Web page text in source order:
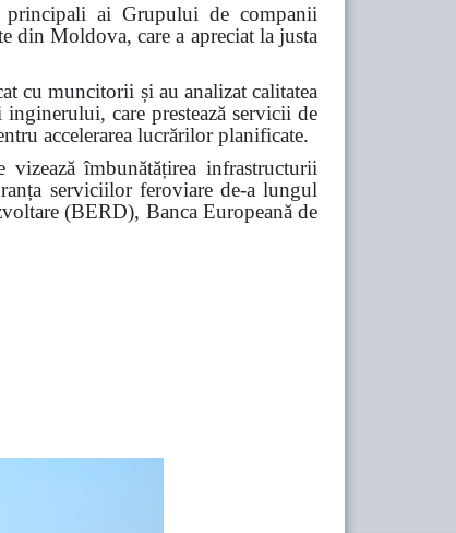
principali ai Grupului de companii
din Moldova, care a apreciat la justa
cu muncitorii și au analizat calitatea
care prestează servicii de
accelerarea lucrărilor planificate.
îmbunătățirea infrastructurii
serviciilor feroviare de-a lungul
(BERD), Banca Europeană de